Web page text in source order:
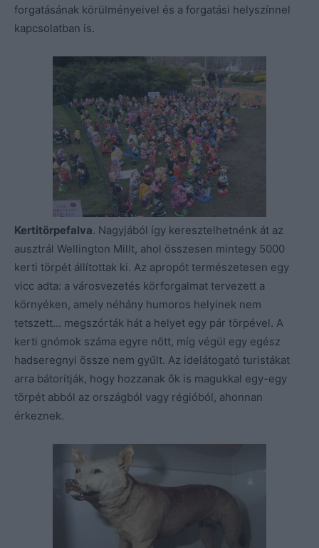
forgatásának körülményeivel és a forgatási helyszínnel
kapcsolatban is.
Kertitörpefalva. Nagyjából így keresztelhetnénk át az
ausztrál Wellington Millt, ahol összesen mintegy 5000
kerti törpét állítottak ki. Az apropót természetesen egy
vicc adta: a városvezetés körforgalmat tervezett a
környéken, amely néhány humoros helyinek nem
tetszett… megszórták hát a helyet egy pár törpével. A
kerti gnómok száma egyre nőtt, míg végül egy egész
hadseregnyi össze nem gyűlt. Az idelátogató turistákat
arra bátorítják, hogy hozzanak ők is magukkal egy-egy
törpét abból az országból vagy régióból, ahonnan
érkeznek.